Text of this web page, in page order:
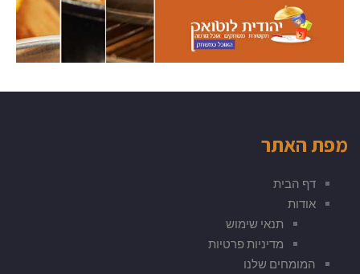
מפת האתר
דף הבית
אודות
תנאי שימוש
מדיניות פרטיות
המומחים שלנו